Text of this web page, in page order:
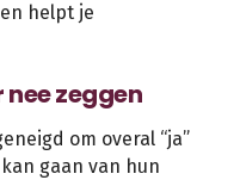
helpt je
nee zeggen
om overal “ja”
gaan van hun